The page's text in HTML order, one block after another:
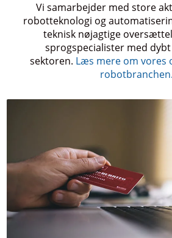
Vi samarbejder med store
robotteknologi og
teknisk nøjagtige
sprogspecialister med
sektoren. Læs mere om
robotbranchen.